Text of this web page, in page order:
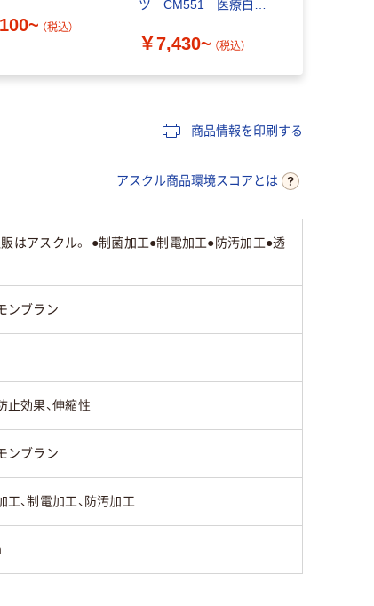
（税込）
ツ CM551 医療白
￥7,430~ （税込）
商品情報を印刷する
アスクル商品環境スコアとは
はアスクル。 ●制菌加工●制電加工●防汚加工●透
ンブラン
止効果、伸縮性
ンブラン
工、制電加工、防汚加工